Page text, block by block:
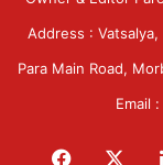
Address :
Para Main Road,
Email
Facebook